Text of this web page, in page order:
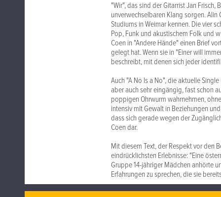
"Wir", das sind der Gitarrist Jan
unverwechselbaren Klang sorgen.
Studiums in Weimar kennen. Die vier
Pop, Funk und akustischem Folk und
Coen in "Andere Hände" einen Brief
gelegt hat. Wenn sie in "Einer will
beschreibt, mit denen sich jeder
Auch "A No Is a No", die aktuelle
aber auch sehr eingängig, fast schon
poppigen Ohrwurm wahrnehmen,
intensiv mit Gewalt in Beziehungen
dass sich gerade wegen der
Coen dar.
Mit diesem Text, der Respekt vor den
eindrücklichsten Erlebnisse: "Eine
Gruppe 14-jähriger Mädchen anhörte
Erfahrungen zu sprechen, die sie